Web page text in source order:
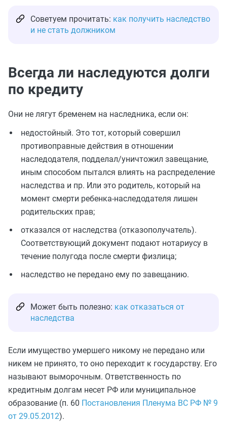
Советуем прочитать: как получить наследство
и не стать должником
Всегда ли наследуются долги
по кредиту
Они не лягут бременем на наследника, если он:
недостойный. Это тот, который совершил
противоправные действия в отношении
наследодателя, подделал/уничтожил завещание,
иным способом пытался влиять на распределение
наследства и пр. Или это родитель, который на
момент смерти ребенка-наследодателя лишен
родительских прав;
отказался от наследства (отказополучатель).
Соответствующий документ подают нотариусу в
течение полугода после смерти физлица;
наследство не передано ему по завещанию.
Может быть полезно: как отказаться от
наследства
Если имущество умершего никому не передано или
никем не принято, то оно переходит к государству. Его
называют выморочным. Ответственность по
кредитным долгам несет РФ или муниципальное
образование (п. 60 Постановления Пленума ВС РФ № 9
от 29.05.2012).